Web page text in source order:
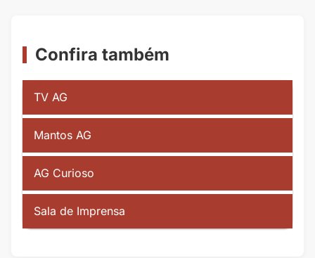
Confira também
TV AG
Mantos AG
AG Curioso
Sala de Imprensa